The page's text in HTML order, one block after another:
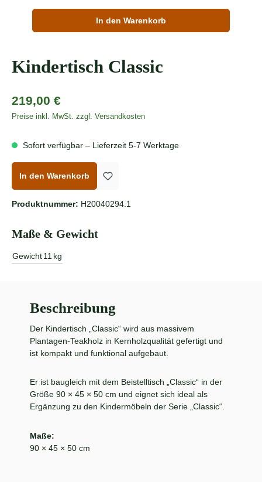
In den Warenkorb
Kindertisch Classic
Regulärer Preis:
219,00 €
Preise inkl. MwSt. zzgl. Versandkosten
Sofort verfügbar – Lieferzeit 5-7 Werktage
In den Warenkorb
Produktnummer: H20040294.1
Maße & Gewicht
Gewicht11 kg
Beschreibung
Der Kindertisch „Classic“ wird aus massivem
Plantagen-Teakholz in Kernholzqualität gefertigt und
ist kompakt und funktional aufgebaut.
Er ist baugleich mit dem Beistelltisch „Classic“ in der
Größe 90 × 45 × 50 cm und eignet sich ideal als
Ergänzung zu den Kindermöbeln der Serie „Classic“.
Maße:
90 × 45 × 50 cm